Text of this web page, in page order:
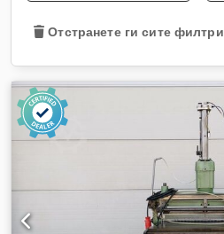
Отстранете ги сите филтри